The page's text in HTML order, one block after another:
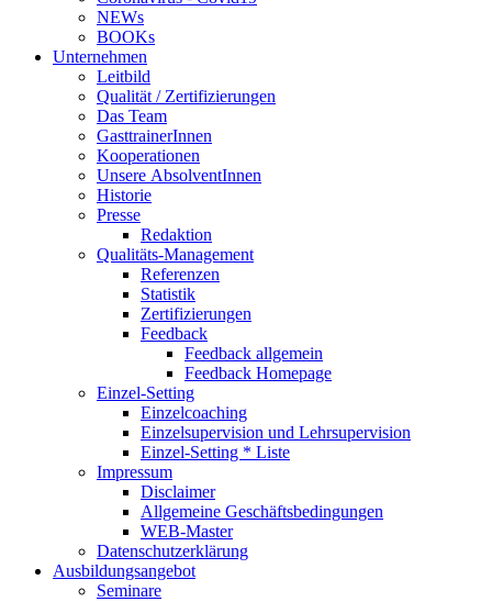
NEWs
BOOKs
Unternehmen
Leitbild
Qualität / Zertifizierungen
Das Team
GasttrainerInnen
Kooperationen
Unsere AbsolventInnen
Historie
Presse
Redaktion
Qualitäts-Management
Referenzen
Statistik
Zertifizierungen
Feedback
Feedback allgemein
Feedback Homepage
Einzel-Setting
Einzelcoaching
Einzelsupervision und Lehrsupervision
Einzel-Setting * Liste
Impressum
Disclaimer
Allgemeine Geschäftsbedingungen
WEB-Master
Datenschutzerklärung
Ausbildungsangebot
Seminare